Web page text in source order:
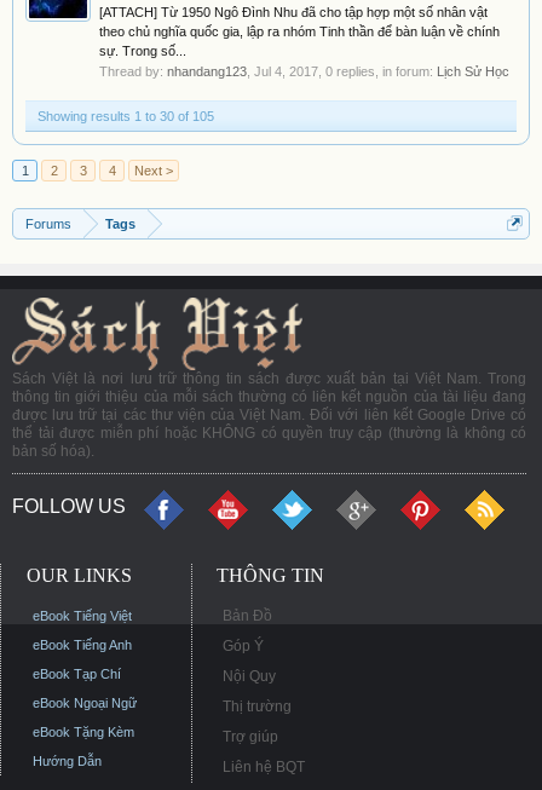
[ATTACH] Từ 1950 Ngô Đình Nhu đã cho tập hợp một số nhân vật
theo chủ nghĩa quốc gia, lập ra nhóm Tinh thần để bàn luận về chính
sự. Trong số...
Thread by: nhandang123 Jul 4, 2017 , 0 replies, in forum: Lịch Sử Học
Showing results 1 to 30 of 105
1 2 3 4 Next >
Forums Tags
Sách Việt là nơi lưu trữ thông tin sách được xuất bản tại Việt Nam. Trong
thông tin giới thiệu của mỗi sách thường có liên kết nguồn của tài liệu đang
được lưu trữ tại các thư viện của Việt Nam. Đối với liên kết Google Drive có
thể tải được miễn phí hoặc KHÔNG có quyền truy cập (thường là không có
bản số hóa).
FOLLOW US
OUR LINKS
eBook Tiếng Việt
eBook Tiếng Anh
eBook Tạp Chí
eBook Ngoại Ngữ
eBook Tặng Kèm
Hướng Dẫn
THÔNG TIN
Bản Đồ
Góp Ý
Nội Quy
Thị trường
Trợ giúp
Liên hệ BQT